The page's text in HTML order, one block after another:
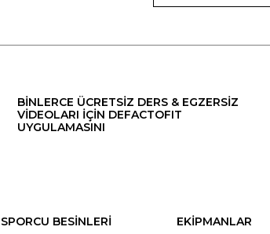
BİNLERCE ÜCRETSİZ DERS & EGZERSİZ
VİDEOLARI İÇİN DEFACTOFIT
UYGULAMASINI
SPORCU BESİNLERİ
EKİPMANLAR